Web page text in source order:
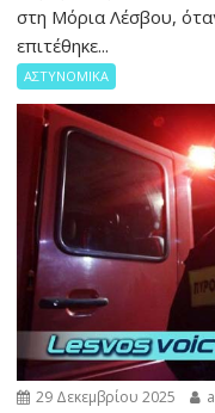
στη Μόρια Λέσβου,
επιτέθηκε...
ΑΣΤΥΝΟΜΙΚΑ
29 Δεκεμβρίου 2025